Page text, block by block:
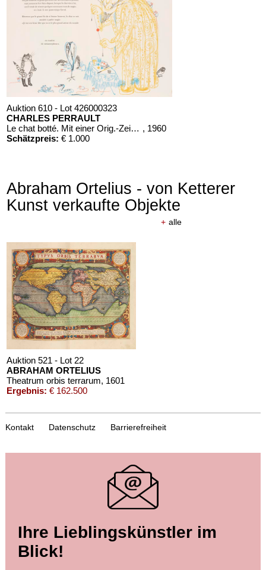
Auktion 610 - Lot 426000323
CHARLES PERRAULT
Le chat botté. Mit einer Orig.-Zeichnung , 1960
Schätzpreis: € 1.000
Abraham Ortelius - von Ketterer
Kunst verkaufte Objekte
+ alle
Auktion 521 - Lot 22
ABRAHAM ORTELIUS
Theatrum orbis terrarum, 1601
Ergebnis: € 162.500
ABRAHAM ORTELIUS
Theatrum orbis terrarum, 1595
Ergebnis:€ 112.500
Kontakt Datenschutz Barrierefreiheit
Ihre Lieblingskünstler im
Blick!